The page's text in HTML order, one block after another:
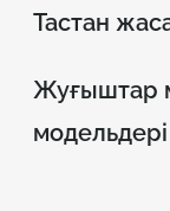
Тастан
Жуғыштар
модельдері